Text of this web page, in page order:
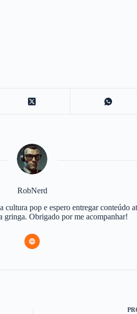
RobNerd
cultura pop e espero entregar conteúdo
gringa. Obrigado por me acompanhar!